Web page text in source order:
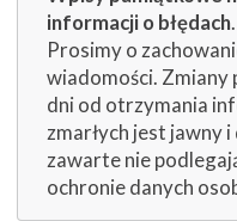
informacji o błędach.
Prosimy o
wiadomości. Zmiany
dni od otrzymania
zmarłych jest jawny
zawarte nie
ochronie danych